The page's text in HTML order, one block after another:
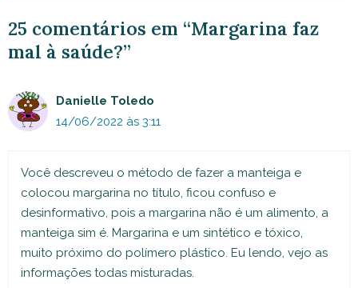
25 comentários em “Margarina faz
mal à saúde?”
Danielle Toledo
14/06/2022 às 3:11
Você descreveu o método de fazer a manteiga e
colocou margarina no título, ficou confuso e
desinformativo, pois a margarina não é um alimento, a
manteiga sim é. Margarina e um sintético e tóxico,
muito próximo do polímero plástico. Eu lendo, vejo as
informações todas misturadas.